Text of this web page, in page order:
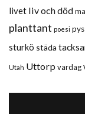
livet liv och död
planttant poesi
sturkö städa
Utah Uttorp vardag